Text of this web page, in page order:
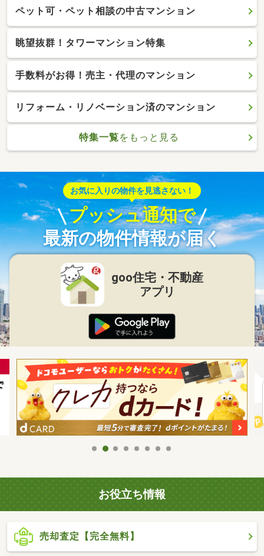
ペット可・ペット相談の中古マンション
眺望抜群！タワーマンション特集
手数料がお得！売主・代理のマンション
リフォーム・リノベーション済のマンション
特集一覧をもっと見る
お気に入りの物件を見逃さない！
プッシュ通知で
最新の物件情報が届く
goo住宅・不動産
アプリ
お役立ち情報
売却査定【完全無料】